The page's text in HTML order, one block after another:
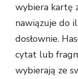
wybiera kartę
nawiązuje do
dosłownie.
cytat lub
wybierają ze